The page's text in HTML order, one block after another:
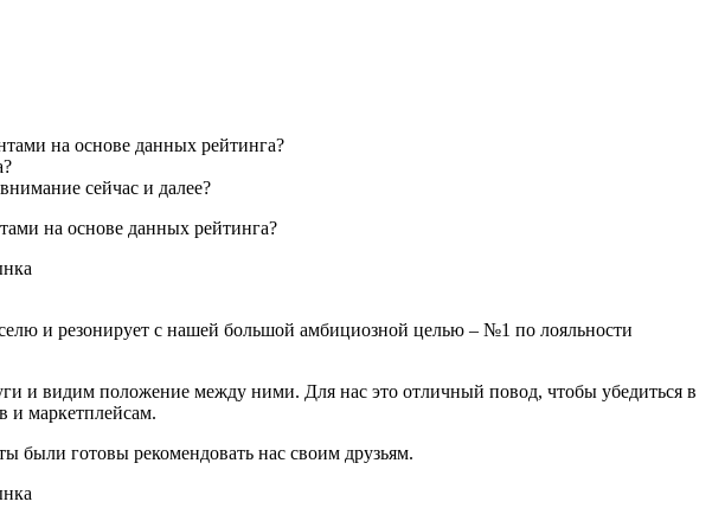
на основе данных рейтинга?
сейчас и далее?
на основе данных рейтинга?
и резонирует с нашей большой амбициозной целью – №1 по лояльности
и видим положение между ними. Для нас это отличный повод, чтобы убедиться в
и маркетплейсам.
были готовы рекомендовать нас своим друзьям.